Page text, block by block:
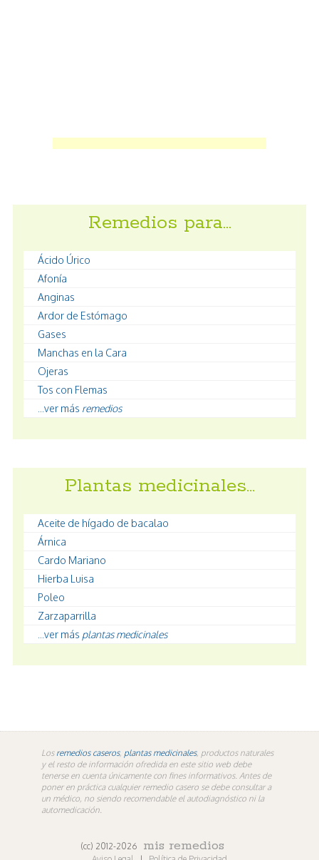
Remedios para…
Ácido Úrico
Afonía
Anginas
Ardor de Estómago
Gases
Manchas en la Cara
Ojeras
Tos con Flemas
...ver más remedios
Plantas medicinales…
Aceite de hígado de bacalao
Árnica
Cardo Mariano
Hierba Luisa
Poleo
Zarzaparrilla
...ver más plantas medicinales
Los remedios caseros, plantas medicinales, productos naturales
y el resto de información ofredida en este sitio web debe
tenerse en cuenta únicamente con fines informativos. Antes de
poner en práctica cualquier remedio casero se debe consultar a
un médico, no siendo recomendable el autodiagnóstico ni la
automedicación.
(cc) 2012-2026 mis remedios